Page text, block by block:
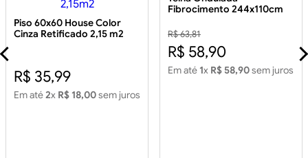
Piso 60x60 House Color
Cinza Retificado 2,15 m2
R$ 35,99
Em até2x R$ 18,00sem juros
Fibrocimento 244x110cm
R$ 63,81
R$ 58,90
Em até 1x R$ 58,90sem juros